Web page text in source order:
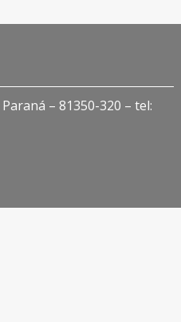
– 81350-320 – tel: